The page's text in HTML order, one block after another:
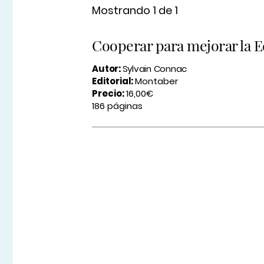
Mostrando 1 de 1
Cooperar para mejorar la
Autor:Sylvain Connac
Editorial:Montaber
Precio:16,00€
186 páginas